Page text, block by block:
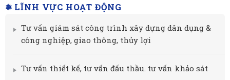
❅ LĨNH VỰC HOẠT ĐỘNG
Tư vấn giám sát công trình xây dựng dân dụng &
công nghiệp, giao thông, thủy lợi
Tư vấn thiết kế, tư vấn đấu thầu. tư vấn khảo sát